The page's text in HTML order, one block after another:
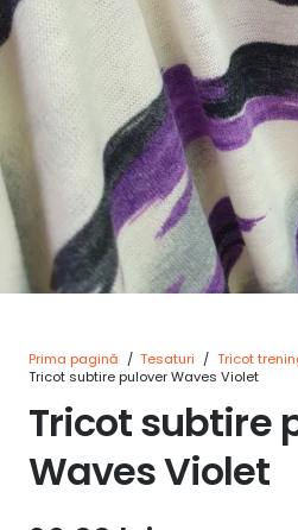
Prima pagină / Tesaturi / Tricot
Tricot subtire pulover Waves Violet
Tricot subtire
Waves Violet